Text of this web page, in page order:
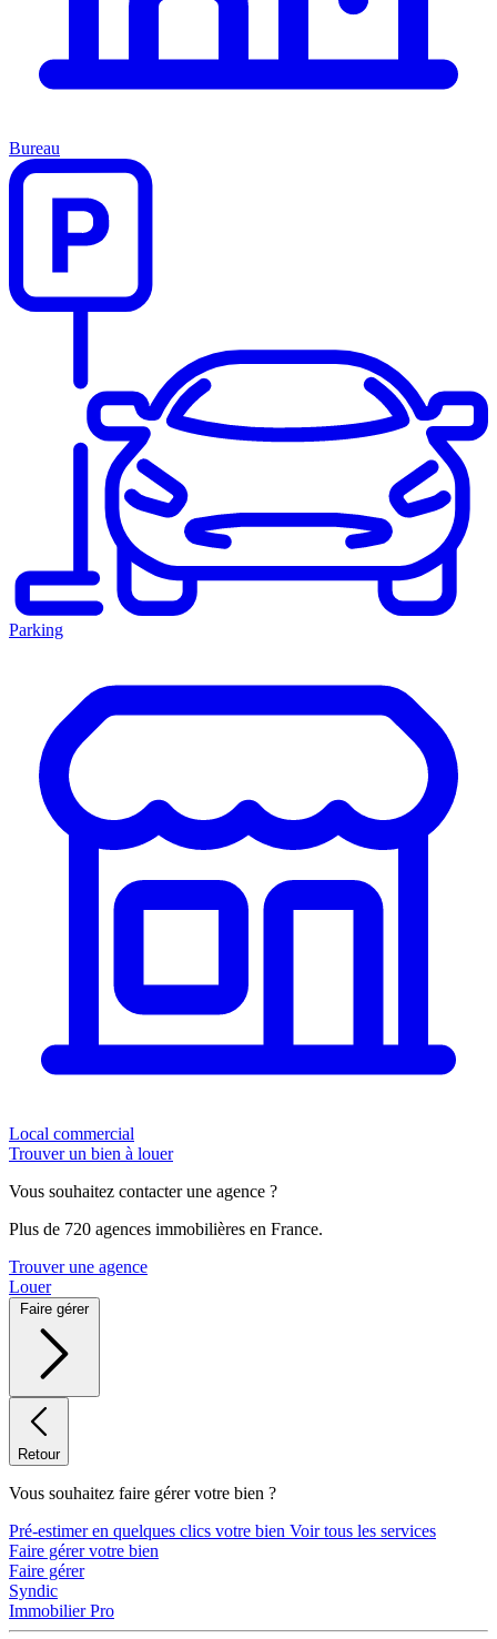
Bureau
Parking
Local commercial
Trouver un bien à louer
Vous souhaitez contacter une agence ?
Plus de 720 agences immobilières en France.
Trouver une agence
Louer
Faire gérer
Retour
Vous souhaitez faire gérer votre bien ?
Pré-estimer en quelques clics votre bien Voir tous les services
Faire gérer votre bien
Faire gérer
Syndic
Immobilier Pro